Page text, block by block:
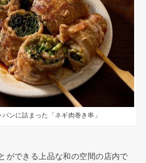
ンに詰まった「ネギ肉巻き串」
ができる上品な和の空間の店内で